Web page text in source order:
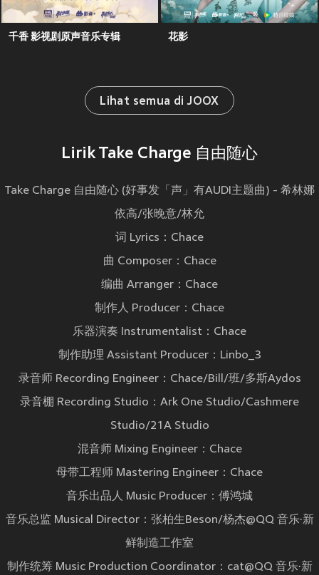
千香 影视剧原声音乐专辑 花影
Lihat semua di JOOX
Lirik Take Charge 自由随心
Take Charge 自由随心 (好事发「声」有AUDI主题曲) - 希林娜
依高/张晚意/林允
词 Lyrics：Chace
曲 Composer：Chace
编曲 Arranger：Chace
制作人 Producer：Chace
乐器演奏 Instrumentalist：Chace
制作助理 Assistant Producer：Linbo_3
录音师 Recording Engineer：Chace/Bill/班/多斯Aydos
录音棚 Recording Studio：Ark One Studio/Cashmere
Studio/21A Studio
混音师 Mixing Engineer：Chace
母带工程师 Mastering Engineer：Chace
音乐出品人 Music Producer：傅鸿城
音乐总监 Musical Director：张柏生Beson/杨杰@QQ 音乐·新
鲜制造工作室
制作统筹 Music Production Coordinator：cat@QQ 音乐·新